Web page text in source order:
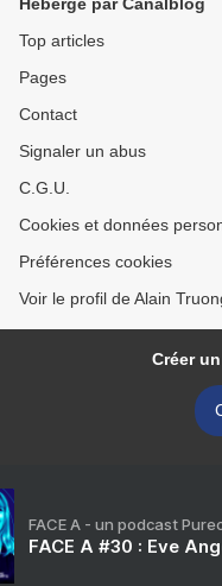
Top articles
Pages
Contact
Signaler un abus
C.G.U.
Cookies et données
Préférences cookies
Voir le profil de Alain
Créer
FACE A - un podcast
FACE A #30 : Eve